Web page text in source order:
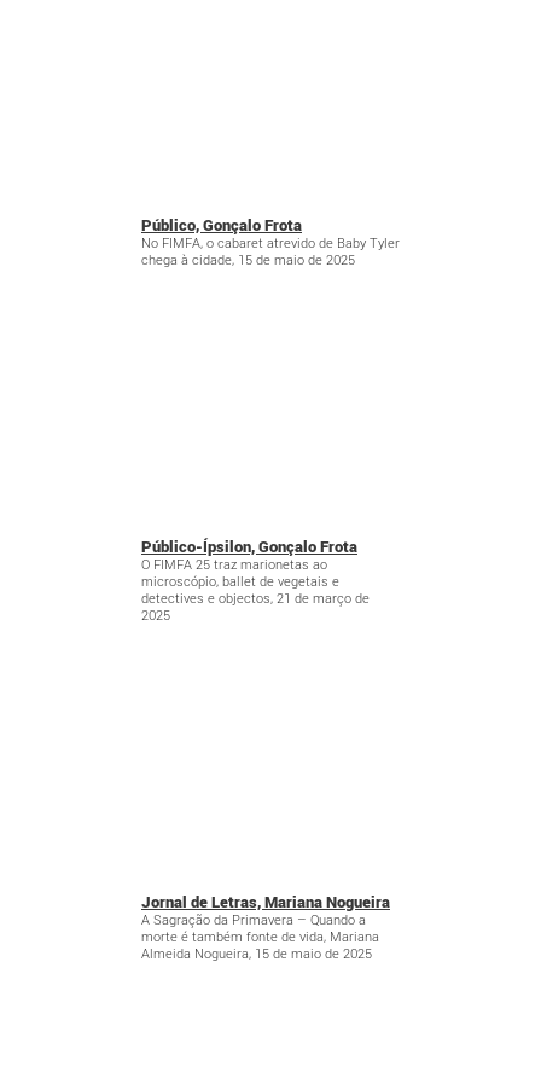
Público, Gonçalo Frota
No FIMFA, o cabaret atrevido de Baby Tyler
chega à cidade, 15 de maio de 2025
Público-Ípsilon, Gonçalo Frota
O FIMFA 25 traz marionetas ao
microscópio, ballet de vegetais e
detectives e objectos, 21 de março de
2025
Jornal de Letras, Mariana Nogueira
A Sagração da Primavera – Quando a
morte é também fonte de vida, Mariana
Almeida Nogueira, 15 de maio de 2025